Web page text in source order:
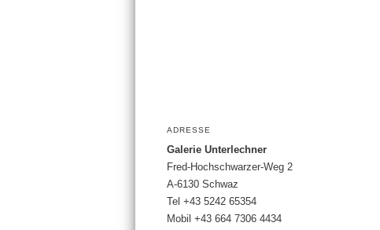
ADRESSE
Galerie Unterlechner
Fred-Hochschwarzer-Weg 2
A-6130 Schwaz
Tel +43 5242 65354
Mobil +43 664 7306 4434